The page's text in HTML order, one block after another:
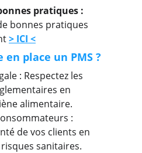
pratiques :
bonnes pratiques
> ICI <
place un PMS ?
: Respectez les
en
alimentaire.
:
de vos clients en
sanitaires.